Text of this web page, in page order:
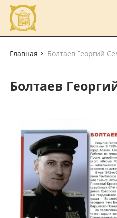
Главная Болтаев Георгий
Болтаев